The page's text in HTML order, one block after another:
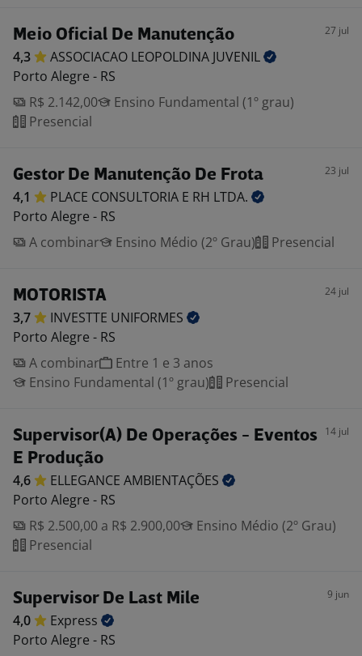
Meio Oficial De Manutenção 27 jul
4,3 ASSOCIACAO LEOPOLDINA JUVENIL
Porto Alegre - RS
R$ 2.142,00
Ensino Fundamental (1º grau)
Presencial
Gestor De Manutenção De Frota 23 jul
4,1 PLACE CONSULTORIA E RH LTDA.
Porto Alegre - RS
A combinar
Ensino Médio (2º Grau) Presencial
MOTORISTA 24 jul
3,7 INVESTTE UNIFORMES
Porto Alegre - RS
A combinar
Entre 1 e 3 anos
Ensino Fundamental (1º grau)
Presencial
Supervisor(A) De Operações - Eventos
E Produção
14 jul
4,6 ELLEGANCE AMBIENTAÇÕES
Porto Alegre - RS
R$ 2.500,00 a R$ 2.900,00
Ensino Médio (2º Grau)
Presencial
Supervisor De Last Mile 9 jun
4,0
Express
Porto Alegre - RS